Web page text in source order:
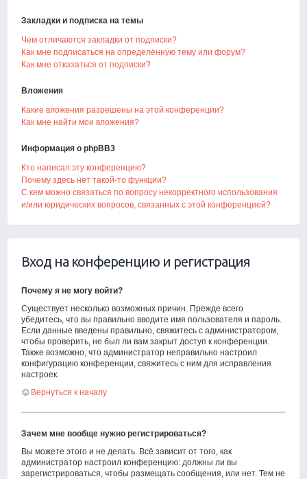
Закладки и подписка на темы
Чем отличаются закладки от подписки?
Как мне подписаться на определённую тему или форум?
Как мне отказаться от подписки?
Вложения
Какие вложения разрешены на этой конференции?
Как мне найти мои вложения?
Информация о phpBB3
Кто написал эту конференцию?
Почему здесь нет такой-то функции?
С кем можно связаться по вопросу некорректного использования
и/или юридических вопросов, связанных с этой конференцией?
Вход на конференцию и регистрация
Почему я не могу войти?
Существует несколько возможных причин. Прежде всего
убедитесь, что вы правильно вводите имя пользователя и пароль.
Если данные введены правильно, свяжитесь с администратором,
чтобы проверить, не был ли вам закрыт доступ к конференции.
Также возможно, что администратор неправильно настроил
конфигурацию конференции, свяжитесь с ним для исправления
настроек.
Вернуться к началу
Зачем мне вообще нужно регистрироваться?
Вы можете этого и не делать. Всё зависит от того, как
администратор настроил конференцию: должны ли вы
зарегистрироваться, чтобы размещать сообщения, или нет. Тем не